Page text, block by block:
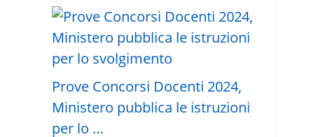
Prove Concorsi Docenti 2024,
Ministero pubblica le istruzioni
per lo …